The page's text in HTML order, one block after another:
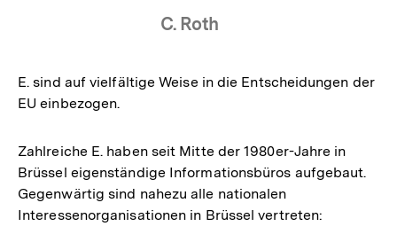
C. Roth
E. sind auf vielfältige Weise in die Entscheidungen der
EU einbezogen.
Zahlreiche E. haben seit Mitte der 1980er-Jahre in
Brüssel eigenständige Informationsbüros aufgebaut.
Gegenwärtig sind nahezu alle nationalen
Interessenorganisationen in Brüssel vertreten: